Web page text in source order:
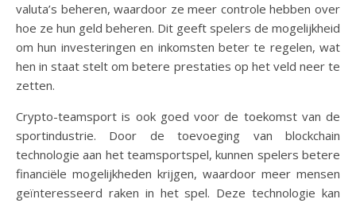
valuta’s beheren, waardoor ze meer controle hebben over
hoe ze hun geld beheren. Dit geeft spelers de mogelijkheid
om hun investeringen en inkomsten beter te regelen, wat
hen in staat stelt om betere prestaties op het veld neer te
zetten.
Crypto-teamsport is ook goed voor de toekomst van de
sportindustrie. Door de toevoeging van blockchain
technologie aan het teamsportspel, kunnen spelers betere
financiële mogelijkheden krijgen, waardoor meer mensen
geïnteresseerd raken in het spel. Deze technologie kan